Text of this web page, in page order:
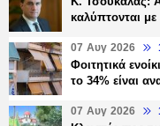
καλύπτονται με
07 Αυγ 2026
Φοιτητικά
το 34% είναι
07 Αυγ 2026